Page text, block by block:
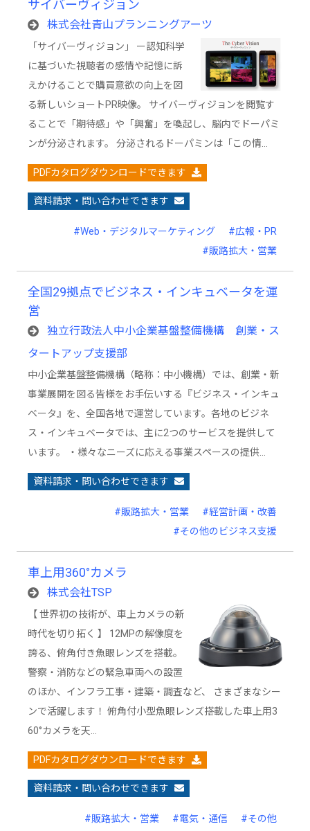
サイバーヴィジョン
株式会社青山プランニングアーツ
「サイバーヴィジョン」 ー認知科学
に基づいた視聴者の感情や記憶に訴
えかけることで購買意欲の向上を図
る新しいショートPR映像。 サイバーヴィジョンを閲覧す
ることで「期待感」や「興奮」を喚起し、脳内でドーパミ
ンが分泌されます。 分泌されるドーパミンは「この情…
PDFカタログダウンロードできます
資料請求・問い合わせできます
#Web・デジタルマーケティング
#広報・PR
#販路拡大・営業
全国29拠点でビジネス・インキュベータを運
営
独立行政法人中小企業基盤整備機構 創業・ス
タートアップ支援部
中小企業基盤整備機構（略称：中小機構）では、創業・新
事業展開を図る皆様をお手伝いする『ビジネス・インキュ
ベータ』を、全国各地で運営しています。各地のビジネ
ス・インキュベータでは、主に2つのサービスを提供して
います。 ・様々なニーズに応える事業スペースの提供…
資料請求・問い合わせできます
#販路拡大・営業
#経営計画・改善
#その他のビジネス支援
車上用360°カメラ
株式会社TSP
【 世界初の技術が、車上カメラの新
時代を切り拓く 】 12MPの解像度を
誇る、俯角付き魚眼レンズを搭載。
警察・消防などの緊急車両への設置
のほか、インフラ工事・建築・調査など、 さまざまなシー
ンで活躍します！ 俯角付小型魚眼レンズ搭載した車上用3
60°カメラを天…
PDFカタログダウンロードできます
資料請求・問い合わせできます
#販路拡大・営業 #電気・通信 #その他